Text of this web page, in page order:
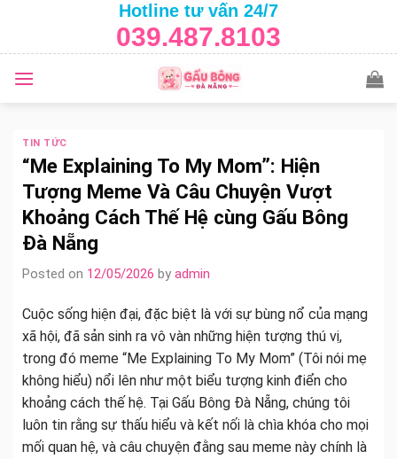
content
Hotline tư vấn 24/7
039.487.8103
TIN TỨC
“Me Explaining To My Mom”: Hiện
Tượng Meme Và Câu Chuyện Vượt
Khoảng Cách Thế Hệ cùng Gấu Bông
Đà Nẵng
Posted on 12/05/2026 by admin
Cuộc sống hiện đại, đặc biệt là với sự bùng nổ của mạng
xã hội, đã sản sinh ra vô vàn những hiện tượng thú vị,
trong đó meme “Me Explaining To My Mom” (Tôi nói mẹ
không hiểu) nổi lên như một biểu tượng kinh điển cho
khoảng cách thế hệ. Tại Gấu Bông Đà Nẵng, chúng tôi
luôn tin rằng sự thấu hiểu và kết nối là chìa khóa cho mọi
mối quan hệ, và câu chuyện đằng sau meme này chính là